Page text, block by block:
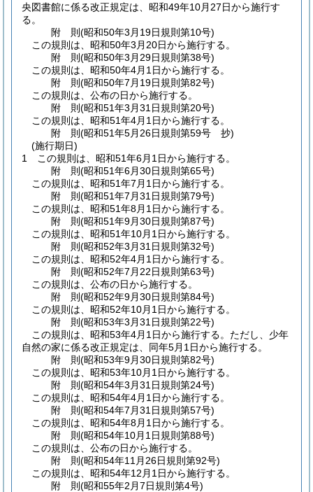
央図書館に係る改正規定は、昭和49年10月27日から施行す
る。
附 則(昭和50年3月19日規則第10号)
この規則は、昭和50年3月20日から施行する。
附 則(昭和50年3月29日規則第38号)
この規則は、昭和50年4月1日から施行する。
附 則(昭和50年7月19日規則第82号)
この規則は、公布の日から施行する。
附 則(昭和51年3月31日規則第20号)
この規則は、昭和51年4月1日から施行する。
附 則(昭和51年5月26日規則第59号 抄)
(施行期日)
1
この規則は、昭和51年6月1日から施行する。
附 則(昭和51年6月30日規則第65号)
この規則は、昭和51年7月1日から施行する。
附 則(昭和51年7月31日規則第79号)
この規則は、昭和51年8月1日から施行する。
附 則(昭和51年9月30日規則第87号)
この規則は、昭和51年10月1日から施行する。
附 則(昭和52年3月31日規則第32号)
この規則は、昭和52年4月1日から施行する。
附 則(昭和52年7月22日規則第63号)
この規則は、公布の日から施行する。
附 則(昭和52年9月30日規則第84号)
この規則は、昭和52年10月1日から施行する。
附 則(昭和53年3月31日規則第22号)
この規則は、昭和53年4月1日から施行する。 ただし、少年
自然の家に係る改正規定は、同年5月1日から施行する。
附 則(昭和53年9月30日規則第82号)
この規則は、昭和53年10月1日から施行する。
附 則(昭和54年3月31日規則第24号)
この規則は、昭和54年4月1日から施行する。
附 則(昭和54年7月31日規則第57号)
この規則は、昭和54年8月1日から施行する。
附 則(昭和54年10月1日規則第88号)
この規則は、公布の日から施行する。
附 則(昭和54年11月26日規則第92号)
この規則は、昭和54年12月1日から施行する。
附 則(昭和55年2月7日規則第4号)